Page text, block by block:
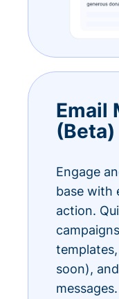
Email
(Beta)
Engage
base with
action.
soon),